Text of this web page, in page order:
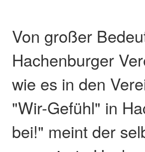
Von großer
Hachenburger
wie es in den
"Wir-Gefühl" in
bei!" meint der